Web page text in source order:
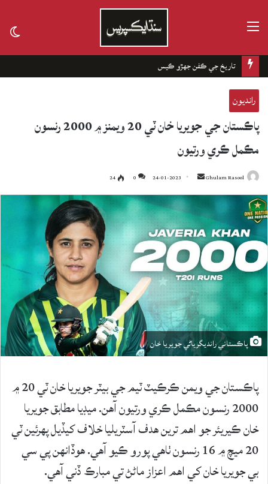
تاريخ جي ڪفن جھڙو ڪيس
رانديون
پاڪستان جي جويريا خان ٽي 20 ويمنز ۾ 2000 رنسون
مڪمل ڪري ورتيون
Ghulam Rasool
Send
an
email
24-01-2023
0
24
پاڪستاني رانديگرياڻي جويريا خان
پاڪستان جي ويمن ڪرڪيٽ ٽيم جي بيٽر جويريا خان ٽي 20 ۾
2000 رنسون مڪمل ڪري ورتيون آهن. ميڊيا مطابق جويريا
خان ڪيريئر جو اهم ترين هدف آسٽريليا خلاف کيڏيل پهرئين ٽي
20 ميچ ۾ 16 رنسون ٺاهي پورو ڪيو آهي. هوڏانهن پي سي
بي جويريا خان کي اهم اعزاز ماڻڻ تي مبارڪ ڏني آهي.